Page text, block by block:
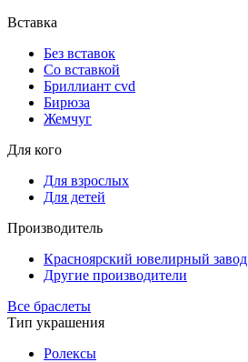
Вставка
Без вставок
Со вставкой
Бриллиант cvd
Бирюза
Жемчуг
Для кого
Для взрослых
Для детей
Производитель
Красноярский ювелирный завод
Другие производители
Все браслеты
Тип украшения
Ролексы